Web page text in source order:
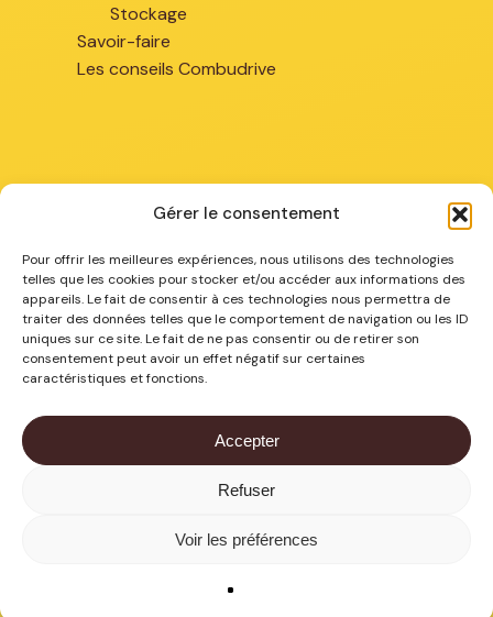
Gérer le consentement
Pour offrir les meilleures expériences, nous utilisons des technologies
telles que les cookies pour stocker et/ou accéder aux informations des
appareils. Le fait de consentir à ces technologies nous permettra de
traiter des données telles que le comportement de navigation ou les ID
uniques sur ce site. Le fait de ne pas consentir ou de retirer son
consentement peut avoir un effet négatif sur certaines
caractéristiques et fonctions.
Accepter
Refuser
Voir les préférences
Stockage
Savoir-faire
Les conseils Combudrive
Chez vous
Combustibles à Arras
Combustibles à Béthune
Combustibles à La Bassée
Combustibles à Lens
Combustibles à Lillers
Combustibles à Merville
Conditions générales de vente